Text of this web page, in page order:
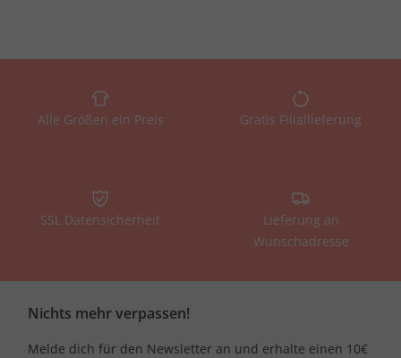
Alle Größen ein Preis Gratis Filiallieferung
SSL Datensicherheit
Lieferung an
Wunschadresse
Nichts mehr verpassen!
Melde dich für den Newsletter an und erhalte einen 10€